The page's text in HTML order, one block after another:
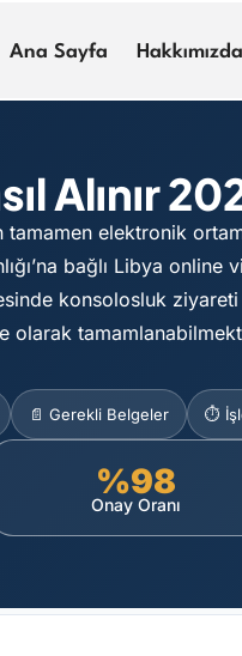
Ana Sayfa Hakkımızda
Alınır
tamamen elektronik
bağlı Libya
konsolosluk ziyareti
olarak
📄 Gerekli Belgeler ⏱️
%98
Onay Oranı